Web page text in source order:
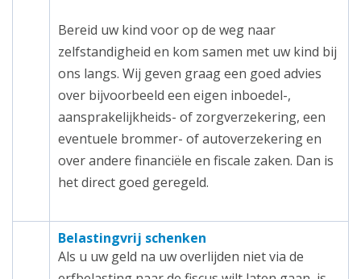
Bereid uw kind voor op de weg naar
zelfstandigheid en kom samen met uw kind bij
ons langs. Wij geven graag een goed advies
over bijvoorbeeld een eigen inboedel-,
aansprakelijkheids- of zorgverzekering, een
eventuele brommer- of autoverzekering en
over andere financiële en fiscale zaken. Dan is
het direct goed geregeld.
Belastingvrij schenken
Als u uw geld na uw overlijden niet via de